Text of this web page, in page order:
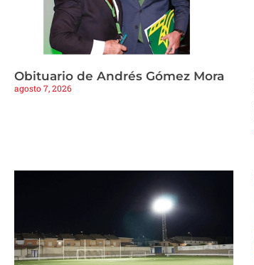
Obituario de Andrés Gómez Mora
agosto 7, 2026